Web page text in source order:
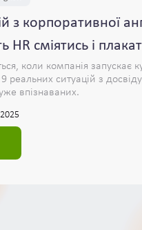
з корпоративної
HR сміятись і
коли компанія запускає
реальних ситуацій з
впізнаваних.